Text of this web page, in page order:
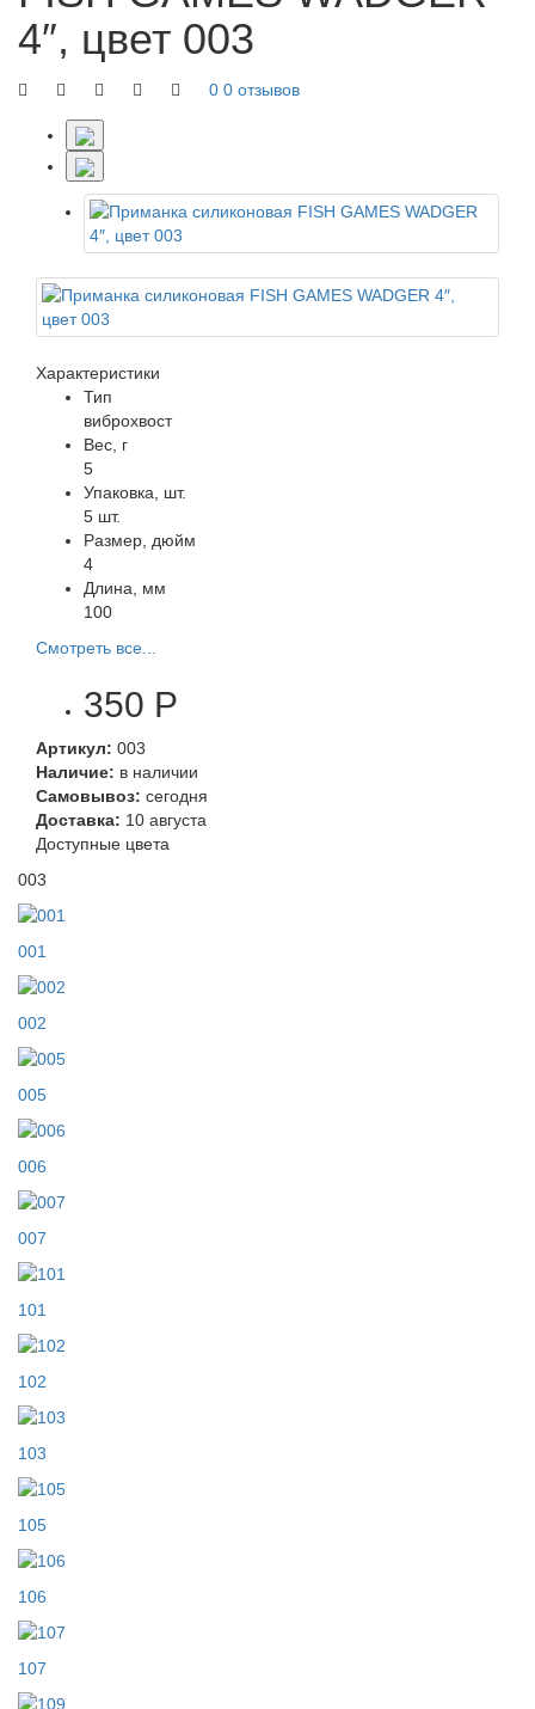
4″, цвет 003
0 0 отзывов
Характеристики
Тип
виброхвост
Вес, г
5
Упаковка, шт.
5 шт.
Размер, дюйм
4
Длина, мм
100
Смотреть все...
350 Р
Артикул: 003
Наличие: в наличии
Самовывоз: сегодня
Доставка: 10 августа
Доступные цвета
003
001
002
005
006
007
101
102
103
105
106
107